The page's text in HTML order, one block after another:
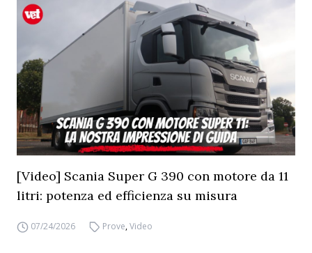
[Video] Scania Super G 390 con motore da 11
litri: potenza ed efficienza su misura
07/24/2026 Prove,Video